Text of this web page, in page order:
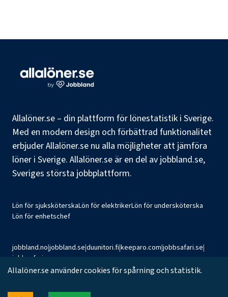
Allalöner.se – din plattform för lönestatistik i Sverige.
Med en modern design och förbättrad funktionalitet
erbjuder Allalöner.se nu alla möjligheter att jämföra
löner i Sverige. Allalöner.se är en del av jobbland.se,
Sveriges största jobbplattform.
Lön för sjuksköterskaLön för elektrikerLön för undersköterska
Lön för enhetschef
jobbland.no|jobbland.se|duunitori.fi|keeparo.com|jobbsafari.se|
jobbsafari.no
©2026 Jobbland AB
Allalöner.se använder cookies för spårning och statistik.